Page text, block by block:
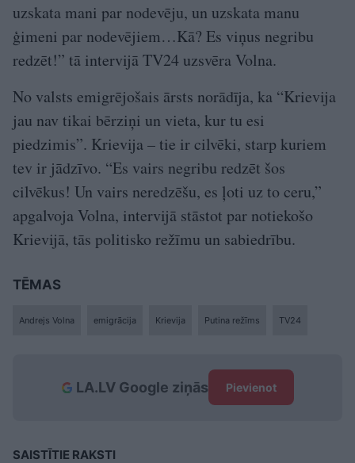
uzskata mani par nodevēju, un uzskata manu
ģimeni par nodevējiem…Kā? Es viņus negribu
redzēt!” tā intervijā TV24 uzsvēra Volna.
No valsts emigrējošais ārsts norādīja, ka “Krievija
jau nav tikai bērziņi un vieta, kur tu esi
piedzimis”. Krievija – tie ir cilvēki, starp kuriem
tev ir jādzīvo. “Es vairs negribu redzēt šos
cilvēkus! Un vairs neredzēšu, es ļoti uz to ceru,”
apgalvoja Volna, intervijā stāstot par notiekošo
Krievijā, tās politisko režīmu un sabiedrību.
TĒMAS
Andrejs Volna emigrācija Krievija Putina režīms TV24
LA.LV Google ziņās Pievienot
SAISTĪTIE RAKSTI